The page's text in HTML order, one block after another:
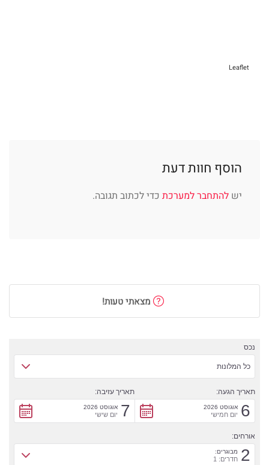
Leaflet
הוסף חוות דעת
יש להתחבר למערכת כדי לכתוב תגובה.
מצאתי טעות!
נכס
כל המלונות
תאריך הגעה:
6 אוגוסט 2026
יום חמישי
תאריך עזיבה:
7 אוגוסט 2026
יום שישי
אורחים:
2 מבוגרים:
חדרים: 1